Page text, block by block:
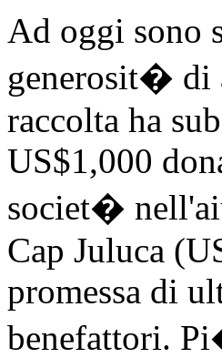
Ad oggi sono
generosit� di
raccolta ha
US$1,000
societ�
Cap Juluca
promessa di
benefattori.